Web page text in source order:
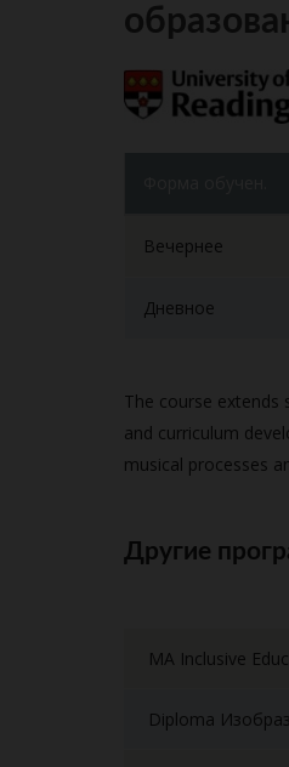
Вечернее
Дневное
The course extends
and curriculum
musical processes
Другие
MA Inclusive
Diploma